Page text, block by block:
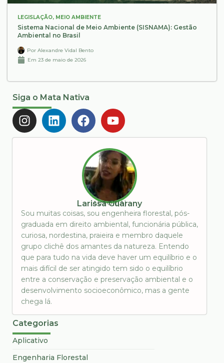
LEGISLAÇÃO, MEIO AMBIENTE
Sistema Nacional de Meio Ambiente (SISNAMA): Gestão
Ambiental no Brasil
Por Alexandre Vidal Bento
Em 23 de maio de 2026
Siga o Mata Nativa
AUTOR(A)
Larissa Guarany
Sou muitas coisas, sou engenheira florestal, pós-
graduada em direito ambiental, funcionária pública,
curiosa, nordestina, praieira e membro daquele
grupo clichê dos amantes da natureza. Entendo
que para tudo na vida deve haver um equilíbrio e o
mais difícil de ser atingido tem sido o equilíbrio
entre a conservação e preservação ambiental e o
desenvolvimento socioeconômico, mas a gente
chega lá.
Categorias
Aplicativo
Engenharia Florestal